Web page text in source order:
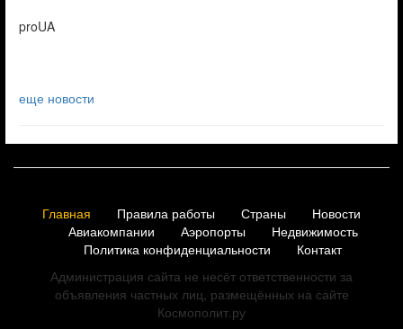
proUA
еще новости
Главная Правила работы Страны
Новости
Авиакомпании
Аэропорты
Недвижимость
Политика конфиденциальности
Контакт
Администрация сайта не несёт ответственности за
объявления частных лиц, размещённых на сайте
Космополит.ру